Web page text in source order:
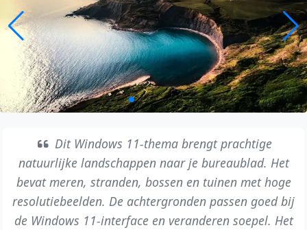
Dit Windows 11-thema brengt prachtige
natuurlijke landschappen naar je bureaublad. Het
bevat meren, stranden, bossen en tuinen met hoge
resolutiebeelden. De achtergronden passen goed bij
de Windows 11-interface en veranderen soepel. Het